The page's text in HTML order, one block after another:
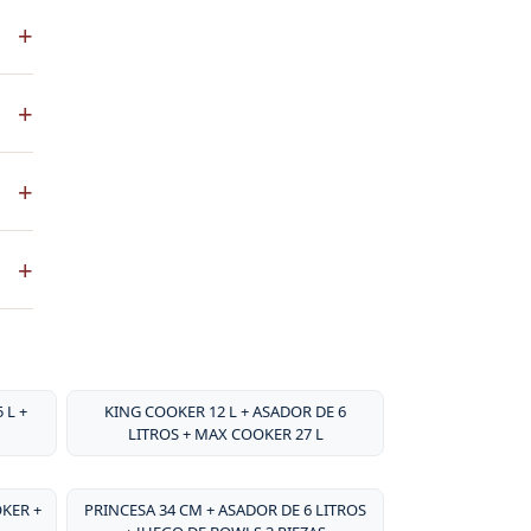
+
+
+
+
L +
KING COOKER 12 L + ASADOR DE 6
LITROS + MAX COOKER 27 L
+
PRINCESA 34 CM + ASADOR DE 6 LITROS